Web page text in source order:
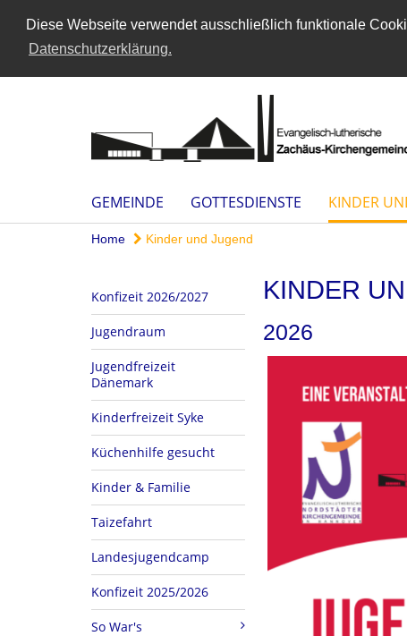
Diese Webseite verwendet ausschließlich funktionale
Datenschutzerklärung.
GEMEINDE GOTTESDIENSTE KINDER
Home Kinder und Jugend
Konfizeit 2026/2027
Jugendraum
Jugendfreizeit
Dänemark
Kinderfreizeit Syke
Küchenhilfe gesucht
Kinder & Familie
Taizefahrt
Landesjugendcamp
Konfizeit 2025/2026
So War's
KINDER
2026